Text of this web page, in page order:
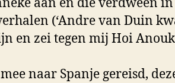
(‘Andre van Duin
en zei tegen mij Hoi
naar Spanje gereisd,